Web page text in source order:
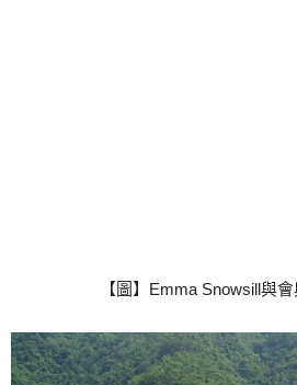
【圖】Emma Snowsill與